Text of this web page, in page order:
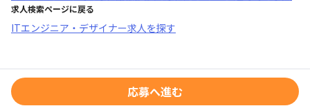
求人検索ページに戻る
ITエンジニア・デザイナー求人を探す
応募へ進む